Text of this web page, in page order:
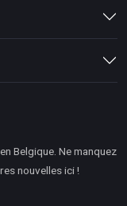
Belgique. Ne manquez
nouvelles ici !